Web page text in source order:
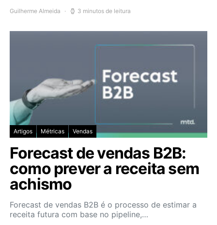
Guilherme Almeida 3 minutos de leitura
Artigos Métricas Vendas
Forecast de vendas B2B:
como prever a receita sem
achismo
Forecast de vendas B2B é o processo de estimar a
receita futura com base no pipeline,…